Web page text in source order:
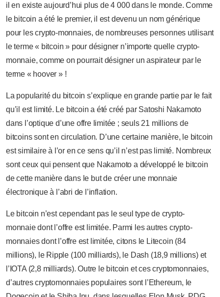
il en existe aujourd’hui plus de 4 000 dans le monde. Comme
le bitcoin a été le premier, il est devenu un nom générique
pour les crypto-monnaies, de nombreuses personnes utilisant
le terme « bitcoin » pour désigner n’importe quelle crypto-
monnaie, comme on pourrait désigner un aspirateur par le
terme « hoover » !
La popularité du bitcoin s’explique en grande partie par le fait
qu’il est limité. Le bitcoin a été créé par Satoshi Nakamoto
dans l’optique d’une offre limitée ; seuls 21 millions de
bitcoins sont en circulation. D’une certaine manière, le bitcoin
est similaire à l’or en ce sens qu’il n’est pas limité. Nombreux
sont ceux qui pensent que Nakamoto a développé le bitcoin
de cette manière dans le but de créer une monnaie
électronique à l’abri de l’inflation.
Le bitcoin n’est cependant pas le seul type de crypto-
monnaie dont l’offre est limitée. Parmi les autres crypto-
monnaies dont l’offre est limitée, citons le Litecoin (84
millions), le Ripple (100 milliards), le Dash (18,9 millions) et
l’IOTA (2,8 milliards). Outre le bitcoin et ces cryptomonnaies,
d’autres cryptomonnaies populaires sont l’Ethereum, le